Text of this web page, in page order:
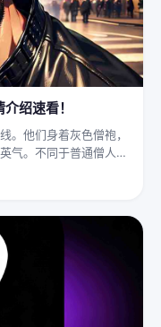
绍速看！
。他们身着灰色僧袍，
气。不同于普通僧人的
光，仿佛能洞穿一切虚